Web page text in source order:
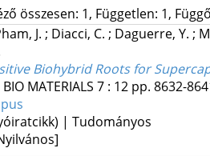
összesen: 1, Független: 1,
J. ; Diacci, C. ; Daguerre, Y. ;
Biohybrid Roots for
MATERIALS 7: 12 pp. 8632-
| Tudományos